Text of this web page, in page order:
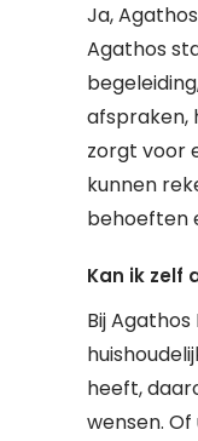
Ja,
Agathos
afspraken,
zorgt voor
kunnen
behoeften
Kan ik zelf
Bij
heeft,
wensen.